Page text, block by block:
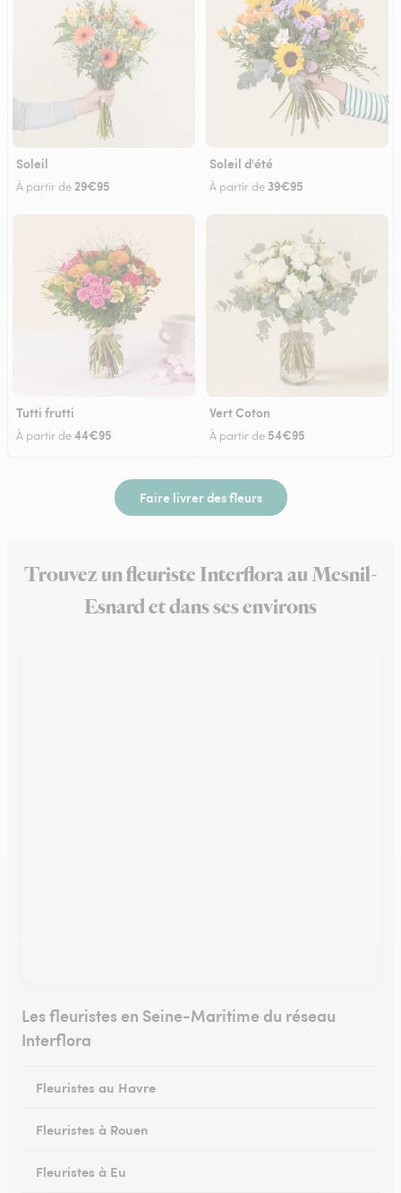
Soleil
À partir de 29€95
Soleil d'été
À partir de 39€95
Tutti frutti
À partir de44€95
Vert Coton
À partir de 54€95
Faire livrer des fleurs
Trouvez un fleuriste Interflora au Mesnil-
Esnard et dans ses environs
Les fleuristes en Seine-Maritime du réseau
Interflora
Fleuristes au Havre
Fleuristes à Rouen
Fleuristes à Eu